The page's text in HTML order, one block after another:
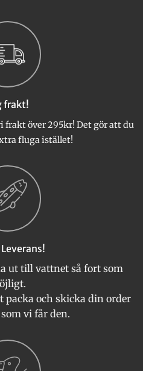
produktsidan
frakt!
frakt över 295kr! Det gör att du
fluga istället!
ut till vattnet så fort som
och skicka din order
vi får den.